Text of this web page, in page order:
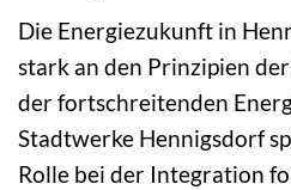
Die Energiezukunft in
stark an den Prinzipien
der fortschreitenden
Stadtwerke Hennigsdorf
Rolle bei der Integration